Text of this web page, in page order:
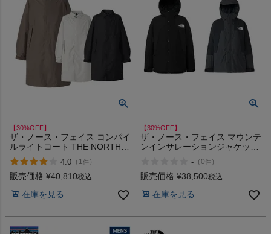
【30%OFF】
ザ・ノース・フェイス コンパイ
ルライトコート THE NORTH
FACE アウトレット セール
4.0 （ 1件 ）
販売価格 ¥40,810税込
在庫を見る
【30%OFF】
ザ・ノース・フェイス マウンテ
ンインサレーションジャケット
ース 撥水 防寒 軽量 カジュアル
ウェア THE NORTH FACE MT
ット セール
- （0件 ）
販売価格 ¥38,500税込
在庫を見る